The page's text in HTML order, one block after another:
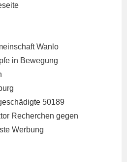
Wanlo
in Bewegung
50189
Recherchen gegen
Werbung